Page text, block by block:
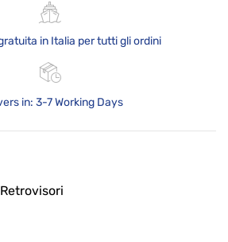
in Italia per tutti gli ordini
in: 3-7 Working Days